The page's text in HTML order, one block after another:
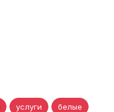
услуги белые